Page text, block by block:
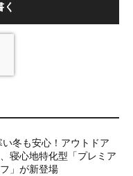
い冬も安心！アウトドア
寝心地特化型「プレミア
」が新登場